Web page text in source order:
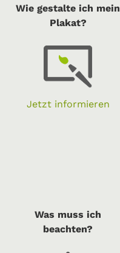
Wie gestalte ich mein
Plakat?
Jetzt informieren
Was muss ich
beachten?